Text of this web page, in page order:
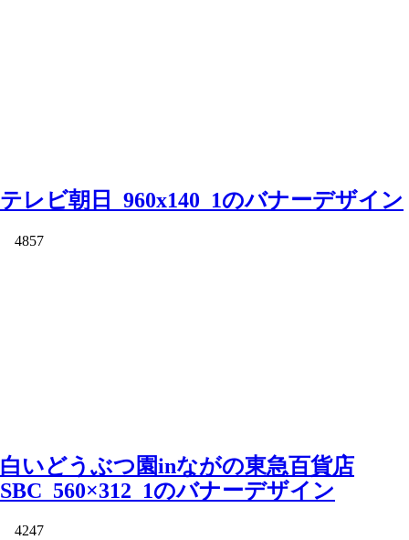
テレビ朝日_960x140_1のバナーデザイン
4857
白いどうぶつ園inながの東急百貨店
SBC_560×312_1のバナーデザイン
4247